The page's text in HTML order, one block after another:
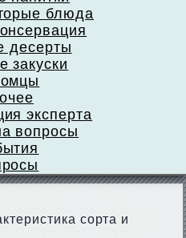
блюда
десерты
закуски
эксперта
вопросы
сорта и